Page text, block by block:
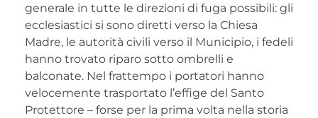
generale in tutte le direzioni di fuga possibili: gli
ecclesiastici si sono diretti verso la Chiesa
Madre, le autorità civili verso il Municipio, i fedeli
hanno trovato riparo sotto ombrelli e
balconate. Nel frattempo i portatori hanno
velocemente trasportato l’effige del Santo
Protettore – forse per la prima volta nella storia